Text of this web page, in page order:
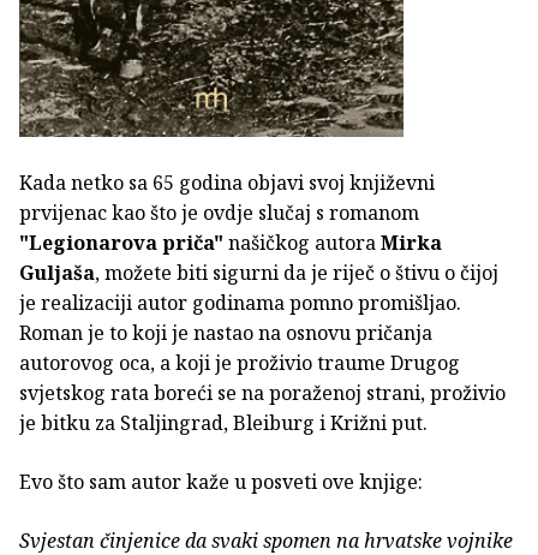
Kada netko sa 65 godina objavi svoj književni
prvijenac kao što je ovdje slučaj s romanom
"Legionarova priča" našičkog autoraMirka
Guljaša, možete biti sigurni da je riječ o štivu o čijoj
je realizaciji autor godinama pomno promišljao.
Roman je to koji je nastao na osnovu pričanja
autorovog oca, a koji je proživio traume Drugog
svjetskog rata boreći se na poraženoj strani, proživio
je bitku za Staljingrad, Bleiburg i Križni put.
Evo što sam autor kaže u posveti ove knjige:
Svjestan činjenice da svaki spomen na hrvatske vojnike